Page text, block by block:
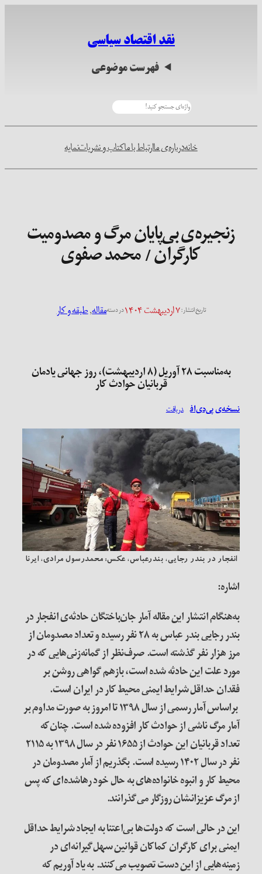
نقد اقتصاد سیاسی
فهرست موضوعی
خانهدرباره‌ی ماارتباط با ماکتاب و نشریاتنمایه
زنجیره‌ی بی‌پایان مرگ و مصدومیت
کارگران / محمد صفوی
تاریخ انتشار:۷ اردیبهشت ۱۴۰۴ در دستهمقاله, طبقه و کار
به‌مناسبت ۲۸ آوریل (۸ اردیبهشت)، روز جهانی یادمان
قربانیان حوادث کار
نسخه‌ی پی‌دی‌اف دریافت
انفجار در بندر رجایی، بندرعباس، عکس: محمدرسول مرادی، ایرنا
اشاره:
به‌هنگام انتشار این مقاله آمار جان‌باختگان حادثه‌ی انفجار در
بندر رجایی بندر عباس به ۲۸ نفر رسیده و تعداد مصدومان از
مرز هزار نفر گذشته است. صرف‌نظر از گمانه‌زنی‌هایی که در
مورد علت این حادثه شده است، بازهم گواهی روشن بر
فقدان حداقل شرایط ایمنی محیط کار در ایران است.
براساس آمار رسمی از سال ۱۳۹۸ تا امروز به صورت مداوم بر
آمار مرگ ناشی از حوادث کار افزوده شده است. چنان‌که
تعداد قربانیان این حوادث از ۱۶۵۵ نفر در سال ۱۳۹۸ به ۲۱۱۵
نفر در سال ۱۴۰۲ رسیده است. بگذریم از آمار مصدومان در
محیط کار و انبوه خانواده‌های به حال خود رهاشده‌ای که پس
از مرگ عزیزانشان روزگار می‌گذرانند.
این در حالی است که دولت‌ها بی‌اعتنا به ایجاد شرایط حداقل
ایمنی برای کارگران کماکان قوانین سهل‌گیرانه‌ای در
زمینه‌هایی از این دست تصویب می‌کنند. به یاد آوریم که